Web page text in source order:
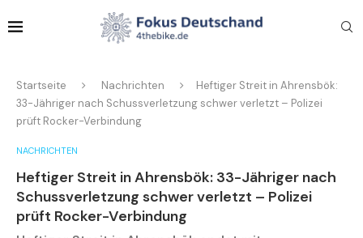
Startseite Nachrichten
Heftiger Streit in Ahrensbök:
33-Jähriger nach Schussverletzung schwer verletzt – Polizei
prüft Rocker-Verbindung
NACHRICHTEN
Heftiger Streit in Ahrensbök: 33-Jähriger nach
Schussverletzung schwer verletzt – Polizei
prüft Rocker-Verbindung